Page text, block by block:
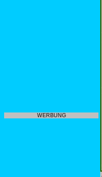
WERBUNG